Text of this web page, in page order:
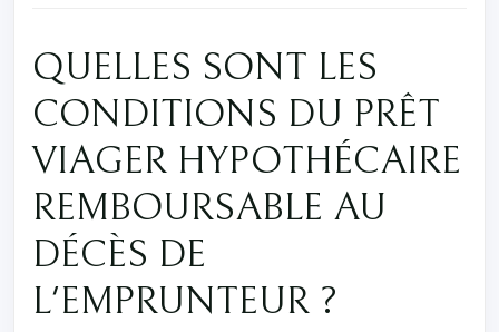
QUELLES SONT LES
CONDITIONS DU PRÊT
VIAGER HYPOTHÉCAIRE
REMBOURSABLE AU
DÉCÈS DE
L'EMPRUNTEUR ?